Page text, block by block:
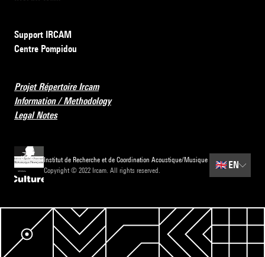
Support IRCAM
Centre Pompidou
Projet Répertoire Ircam
Information / Methodology
Legal Notes
Institut de Recherche et de Coordination Acoustique/Musique
Copyright © 2022 Ircam. All rights reserved.
🇬🇧 EN